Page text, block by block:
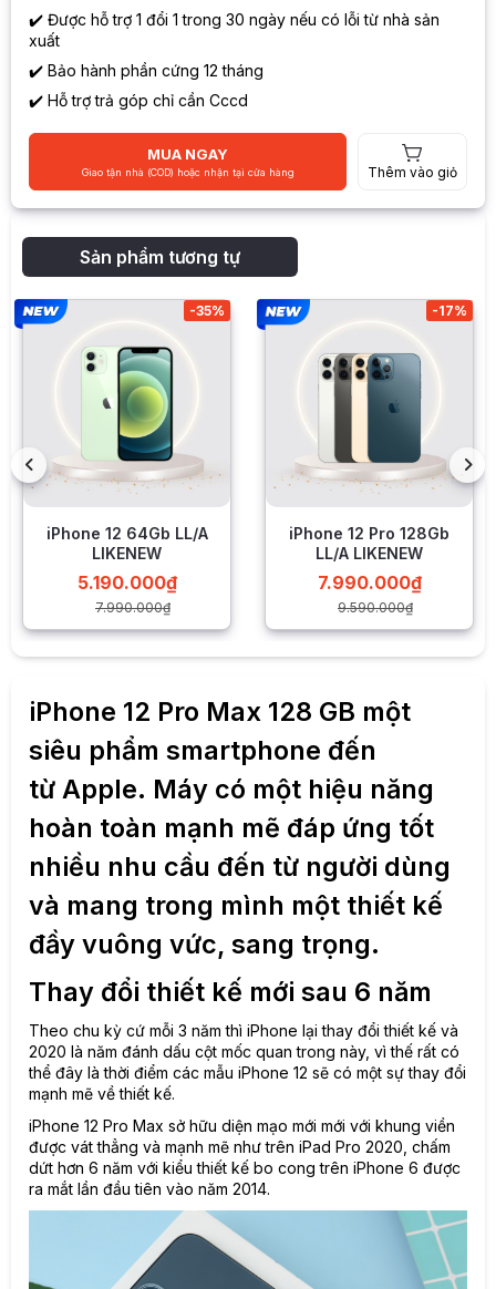
✔️ Được hỗ trợ 1 đổi 1 trong 30 ngày nếu có lỗi từ nhà sản
xuất
✔️ Bảo hành phần cứng 12 tháng
✔️ Hỗ trợ trả góp chỉ cần Cccd
MUA NGAY
Giao tận nhà (COD) hoặc nhận tại cửa hàng Thêm vào giỏ
Sản phẩm tương tự
-35%
iPhone 12 64Gb LL/A
LIKENEW
7.990.000₫
5.190.000₫
-17%
iPhone 12 Pro 128Gb
LL/A LIKENEW
9.590.000₫
7.990.000₫
iPhone 12 Pro Max 128 GB một
siêu phẩm smartphone đến
từ Apple. Máy có một hiệu năng
hoàn toàn mạnh mẽ đáp ứng tốt
nhiều nhu cầu đến từ người dùng
và mang trong mình một thiết kế
đầy vuông vức, sang trọng.
Thay đổi thiết kế mới sau 6 năm
Theo chu kỳ cứ mỗi 3 năm thì iPhone lại thay đổi thiết kế và
2020 là năm đánh dấu cột mốc quan trong này, vì thế rất có
thể đây là thời điểm các mẫu iPhone 12 sẽ có một sự thay đổi
mạnh mẽ về thiết kế.
iPhone 12 Pro Max sở hữu diện mạo mới mới với khung viền
được vát thẳng và mạnh mẽ như trên iPad Pro 2020 , chấm
dứt hơn 6 năm với kiểu thiết kế bo cong trên iPhone 6 được
ra mắt lần đầu tiên vào năm 2014.